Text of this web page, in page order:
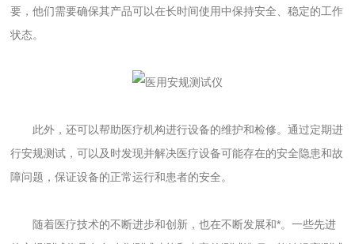
要，他们需要确保其产品可以在长时间使用中保持安全、稳定的工作
状态。
此外，还可以帮助医疗机构进行设备的维护和检修。通过定期进
行安规测试，可以及时发现并解决医疗设备可能存在的安全隐患和故
障问题，保证设备的正常运行和患者的安全。
随着医疗技术的不断进步和创新，也在不断发展和*。一些先进